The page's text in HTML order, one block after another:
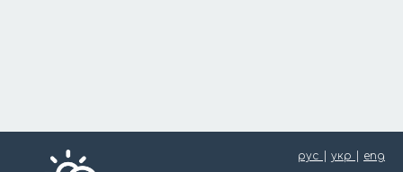
рус укр eng